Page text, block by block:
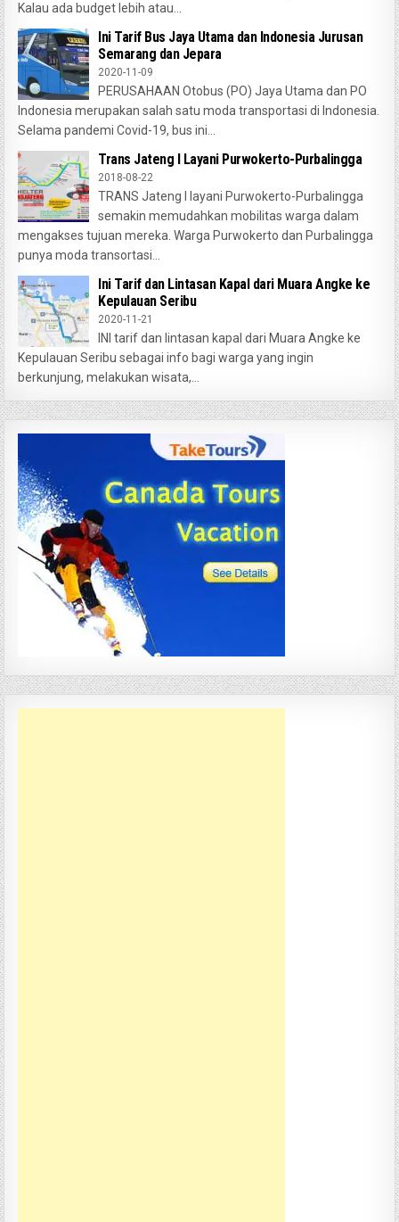
Kalau ada budget lebih atau...
Ini Tarif Bus Jaya Utama dan Indonesia Jurusan
Semarang dan Jepara
2020-11-09
PERUSAHAAN Otobus (PO) Jaya Utama dan PO
Indonesia merupakan salah satu moda transportasi di Indonesia.
Selama pandemi Covid-19, bus ini...
Trans Jateng I Layani Purwokerto-Purbalingga
2018-08-22
TRANS Jateng I layani Purwokerto-Purbalingga
semakin memudahkan mobilitas warga dalam
mengakses tujuan mereka. Warga Purwokerto dan Purbalingga
punya moda transortasi...
Ini Tarif dan Lintasan Kapal dari Muara Angke ke
Kepulauan Seribu
2020-11-21
INI tarif dan lintasan kapal dari Muara Angke ke
Kepulauan Seribu sebagai info bagi warga yang ingin
berkunjung, melakukan wisata,...